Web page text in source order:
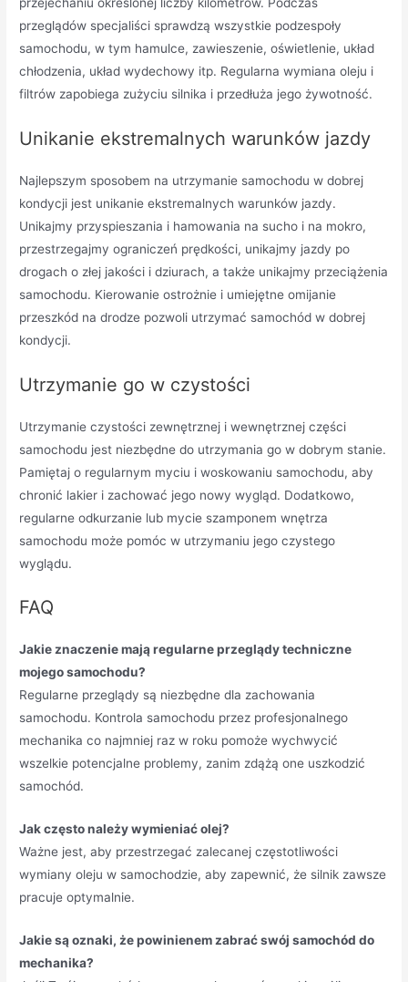
przeglądów specjaliści sprawdzą wszystkie podzespoły
samochodu, w tym hamulce, zawieszenie, oświetlenie, układ
chłodzenia, układ wydechowy itp. Regularna wymiana oleju i
filtrów zapobiega zużyciu silnika i przedłuża jego żywotność.
Unikanie ekstremalnych warunków jazdy
Najlepszym sposobem na utrzymanie samochodu w dobrej
kondycji jest unikanie ekstremalnych warunków jazdy.
Unikajmy przyspieszania i hamowania na sucho i na mokro,
przestrzegajmy ograniczeń prędkości, unikajmy jazdy po
drogach o złej jakości i dziurach, a także unikajmy przeciążenia
samochodu. Kierowanie ostrożnie i umiejętne omijanie
przeszkód na drodze pozwoli utrzymać samochód w dobrej
kondycji.
Utrzymanie go w czystości
Utrzymanie czystości zewnętrznej i wewnętrznej części
samochodu jest niezbędne do utrzymania go w dobrym stanie.
Pamiętaj o regularnym myciu i woskowaniu samochodu, aby
chronić lakier i zachować jego nowy wygląd. Dodatkowo,
regularne odkurzanie lub mycie szamponem wnętrza
samochodu może pomóc w utrzymaniu jego czystego
wyglądu.
FAQ
Jakie znaczenie mają regularne przeglądy techniczne
mojego samochodu?
Regularne przeglądy są niezbędne dla zachowania
samochodu. Kontrola samochodu przez profesjonalnego
mechanika co najmniej raz w roku pomoże wychwycić
wszelkie potencjalne problemy, zanim zdążą one uszkodzić
samochód.
Jak często należy wymieniać olej?
Ważne jest, aby przestrzegać zalecanej częstotliwości
wymiany oleju w samochodzie, aby zapewnić, że silnik zawsze
pracuje optymalnie.
Jakie są oznaki, że powinienem zabrać swój samochód do
mechanika?